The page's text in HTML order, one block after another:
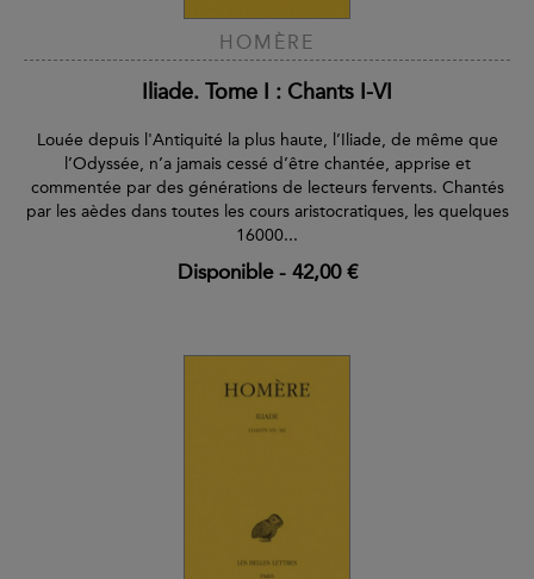
HOMÈRE
Iliade. Tome I : Chants I-VI
Louée depuis l'Antiquité la plus haute, l’Iliade, de même que
l’Odyssée, n’a jamais cessé d’être chantée, apprise et
commentée par des générations de lecteurs fervents. Chantés
par les aèdes dans toutes les cours aristocratiques, les quelques
16000...
Disponible- 42,00 €